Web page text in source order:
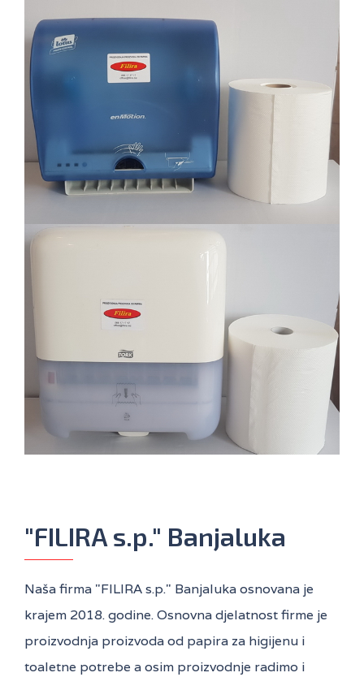
Filira proizvodi sa odgovarajućim
dispanzerima
Filira proizvodi sa odgovarajućim
dispanzerima
"FILIRA s.p." Banjaluka
Naša firma "FILIRA s.p." Banjaluka osnovana je
krajem 2018. godine. Osnovna djelatnost firme je
proizvodnja proizvoda od papira za higijenu i
toaletne potrebe a osim proizvodnje radimo i